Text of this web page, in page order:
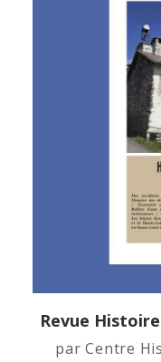
Revue
par Centre